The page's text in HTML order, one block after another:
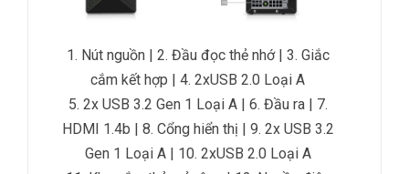
1. Nút nguồn | 2. Đầu đọc thẻ nhớ | 3. Giắc
cắm kết hợp | 4. 2xUSB 2.0 Loại A
5. 2x USB 3.2 Gen 1 Loại A | 6. Đầu ra | 7.
HDMI 1.4b
8. Cổng hiển thị
9. 2x USB 3.2
Gen 1 Loại A | 10. 2xUSB 2.0 Loại A